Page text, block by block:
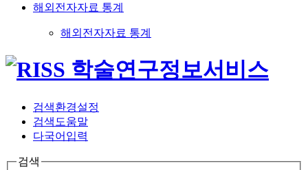
해외전자자료 통계
해외전자자료 통계
검색환경설정
검색도움말
다국어입력
검색